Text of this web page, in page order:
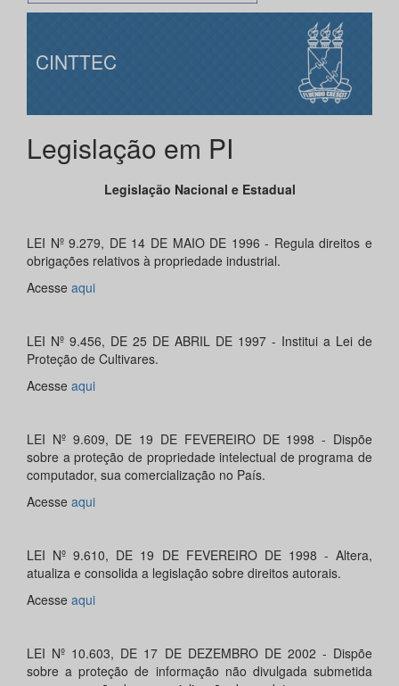
CINTTEC
Legislação em PI
Legislação Nacional e Estadual
LEI Nº 9.279, DE 14 DE MAIO DE 1996 - Regula direitos e
obrigações relativos à propriedade industrial.
Acesse aqui
LEI Nº 9.456, DE 25 DE ABRIL DE 1997 - Institui a Lei de
Proteção de Cultivares.
Acesse aqui
LEI Nº 9.609, DE 19 DE FEVEREIRO DE 1998 - Dispõe
sobre a proteção de propriedade intelectual de programa de
computador, sua comercialização no País.
Acesse aqui
LEI Nº 9.610, DE 19 DE FEVEREIRO DE 1998 - Altera,
atualiza e consolida a legislação sobre direitos autorais.
Acesse aqui
LEI Nº 10.603, DE 17 DE DEZEMBRO DE 2002 - Dispõe
sobre a proteção de informação não divulgada submetida